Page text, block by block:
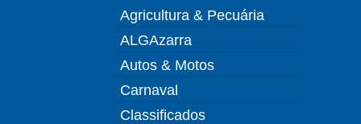
Agricultura & Pecuária
ALGAzarra
Autos & Motos
Carnaval
Classificados